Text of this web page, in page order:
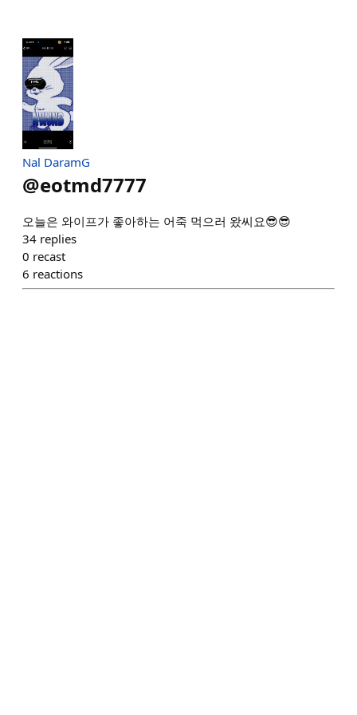
Nal DaramG
@eotmd7777
오늘은 와이프가 좋아하는 어죽 먹으러 왔씨요😎😎
34 replies
0 recast
6 reactions